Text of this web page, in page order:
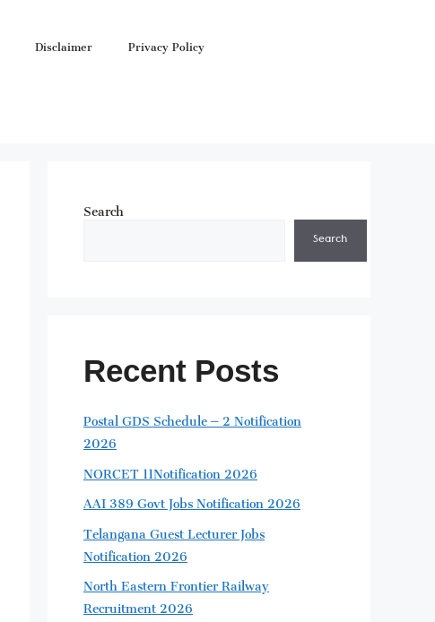
Disclaimer
Privacy Policy
Search
Search
Recent Posts
Postal GDS Schedule – 2 Notification
2026
NORCET 11Notification 2026
AAI 389 Govt Jobs Notification 2026
Telangana Guest Lecturer Jobs
Notification 2026
North Eastern Frontier Railway
Recruitment 2026